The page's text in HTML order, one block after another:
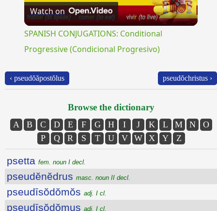
Video
Watch on
SPANISH CONJUGATIONS: Conditional
Progressive (Condicional Progresivo)
‹ pseudŏăpostŏlus pseudŏchristus ›
Browse the dictionary
A B C D E F G H I J K L M N
O
P
Q R S T U V W X Y Z
psetta fem. noun I decl.
pseudĕnĕdrus masc. noun II decl.
pseudīsŏdŏmŏs adj. I cl.
pseudīsŏdŏmus adj. I cl.